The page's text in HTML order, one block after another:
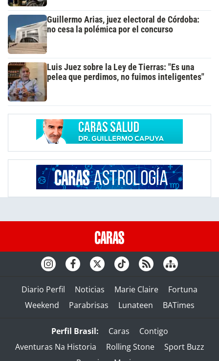
Guillermo Arias, juez electoral de Córdoba:
no cesa la polémica por el concurso
Luis Juez sobre la Ley de Tierras: "Es una
pelea que perdimos, no fuimos inteligentes"
Diario Perfil Noticias Marie Claire
Fortuna
Weekend
Parabrisas Lunateen BATimes
Perfil Brasil: Caras
Contigo
Aventuras Na Historia
Rolling Stone
Sport Buzz